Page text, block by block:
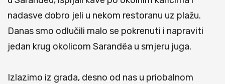
nadasve dobro jeli u nekom restoranu uz plažu.
Danas smo odlučili malo se pokrenuti i napraviti
jedan krug okolicom Sarandëa u smjeru juga.
Izlazimo iz grada, desno od nas u priobalnom